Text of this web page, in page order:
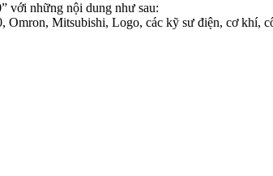
với những nội dung như sau:
Mitsubishi, Logo, các kỹ sư điện, cơ khí,